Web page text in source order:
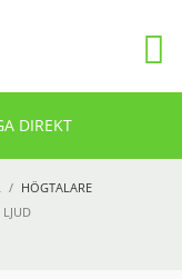
DIREKT
HÖGTALARE